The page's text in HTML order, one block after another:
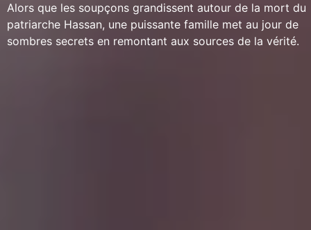
Alors que les soupçons grandissent autour de la mort du
patriarche Hassan, une puissante famille met au jour de
sombres secrets en remontant aux sources de la vérité.